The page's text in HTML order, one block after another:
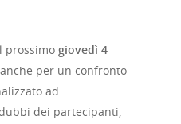
prossimo giovedì 4
per un confronto
ad
dei partecipanti,